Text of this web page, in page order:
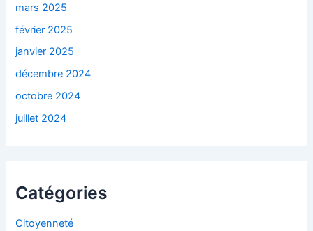
mars 2025
février 2025
janvier 2025
décembre 2024
octobre 2024
juillet 2024
Catégories
Citoyenneté